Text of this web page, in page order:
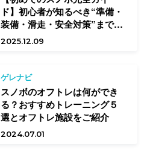
ド】初心者が知るべき“準備・
装備・滑走・安全対策”まで徹
底ガイド
2025.12.09
ゲレナビ
スノボのオフトレは何ができ
る？おすすめトレーニング５
選とオフトレ施設をご紹介
2024.07.01